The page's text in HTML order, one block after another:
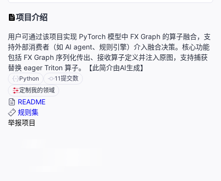
项目介绍
用户可通过该项目实现 PyTorch 模型中 FX Graph 的算子融合，支
持外部消费者（如 AI agent、规则引擎）介入融合决策。核心功能
包括 FX Graph 序列化传出、接收算子定义并注入原图，支持捕获
替换 eager Triton 算子。【此简介由AI生成】
Python 11提交数
定制我的领域
README
规则集
举报项目